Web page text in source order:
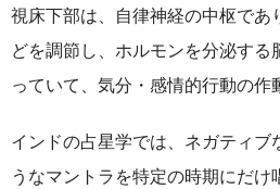
視床下部は、自律神経の中枢であ
どを調節し、ホルモンを分泌す
っていて、気分・感情的行動の作
インドの占星学では、ネガティブ
うなマントラを特定の時期にだ